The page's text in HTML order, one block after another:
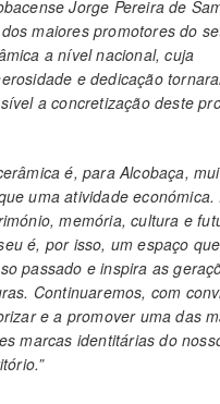
Jorge Pereira de
maiores promotores do
a nível nacional, cuja
e dedicação
a concretização deste
é, para Alcobaça,
uma atividade económica.
memória, cultura e
é, por isso, um espaço
passado e inspira as
Continuaremos, com
e a promover uma das
marcas identitárias do